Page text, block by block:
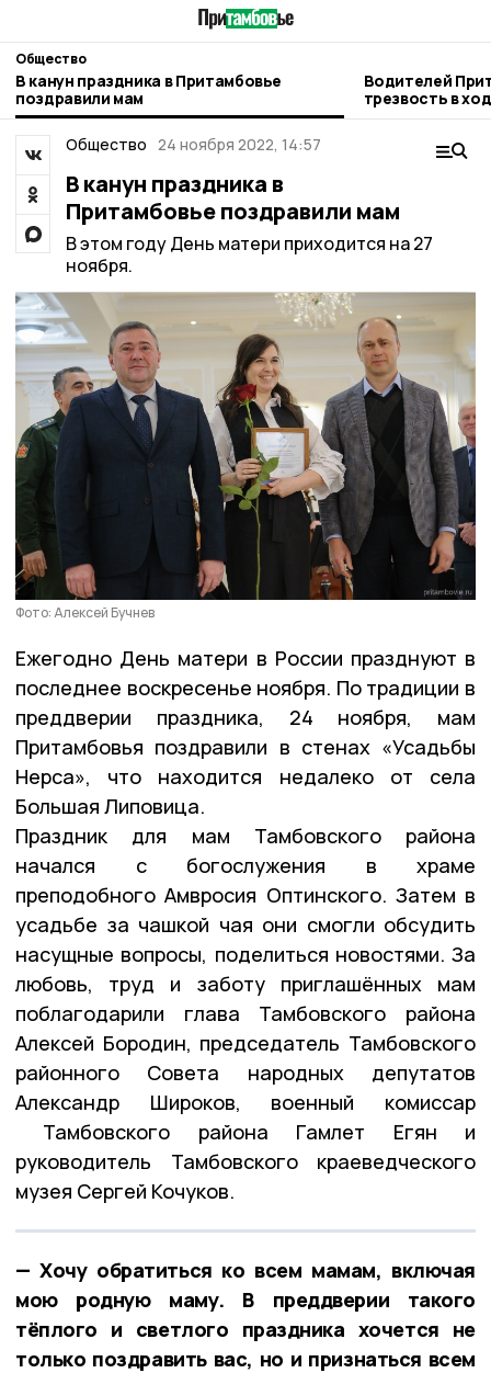
Общество
В канун праздника в Притамбовье
поздравили мам
Водителей
трезвость в
рейда
Общество 24 ноября 2022, 14:57
В канун праздника в
Притамбовье поздравили мам
В этом году День матери приходится на 27
ноября.
Фото: Алексей Бучнев
Ежегодно День матери в России празднуют в
последнее воскресенье ноября. По традиции в
преддверии праздника, 24 ноября, мам
Притамбовья поздравили в стенах «Усадьбы
Нерса», что находится недалеко от села
Большая Липовица.
Праздник для мам Тамбовского района
начался с богослужения в храме
преподобного Амвросия Оптинского. Затем в
усадьбе за чашкой чая они смогли обсудить
насущные вопросы, поделиться новостями. За
любовь, труд и заботу приглашённых мам
поблагодарили глава Тамбовского района
Алексей Бородин, председатель Тамбовского
районного Совета народных депутатов
Александр Широков, военный комиссар
Тамбовского района Гамлет Егян и
руководитель Тамбовского краеведческого
музея Сергей Кочуков.
— Хочу обратиться ко всем мамам, включая
мою родную маму. В преддверии такого
тёплого и светлого праздника хочется не
только поздравить вас, но и признаться всем